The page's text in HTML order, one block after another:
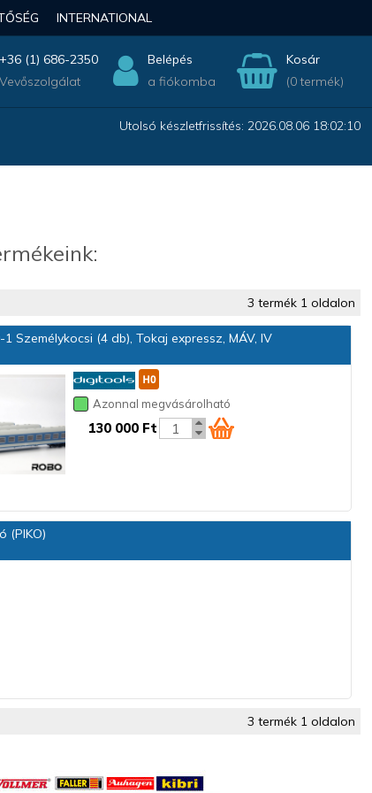
INTERNATIONAL
+36 (1) 686-2350
Vevőszolgálat
Belépés
a fiókomba
Kosár
(0 termék)
Utolsó készletfrissítés: 2026.08.06 18:02:10
3 termék 1 oldalon
1 Személykocsi (4 db), Tokaj expressz, MÁV, IV
Azonnal megvásárolható
130 000 Ft
(PIKO)
3 termék 1 oldalon